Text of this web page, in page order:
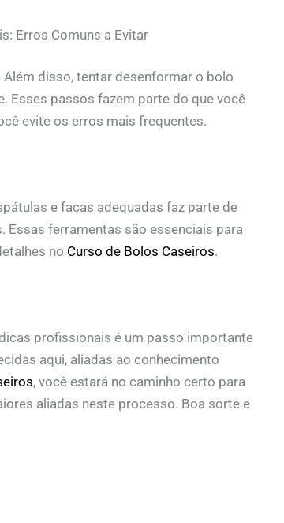
Erros Comuns a Evitar
disso, tentar desenformar o bolo
Esses passos fazem parte do que você
evite os erros mais frequentes.
e facas adequadas faz parte de
ferramentas são essenciais para
no Curso de Bolos Caseiros.
profissionais é um passo importante
aqui, aliadas ao conhecimento
, você estará no caminho certo para
aliadas neste processo. Boa sorte e